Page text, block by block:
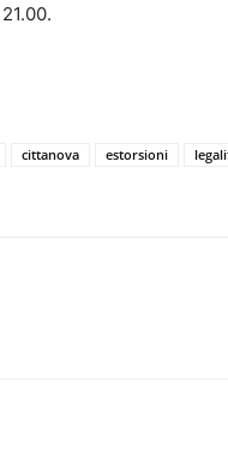
cittanova estorsioni